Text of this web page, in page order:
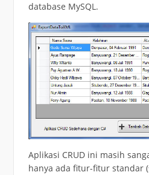
database MySQL.
Aplikasi CRUD ini masih
hanya ada fitur-fitur standar